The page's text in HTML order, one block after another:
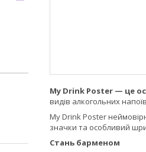
My Drink Poster — це
видів алкогольних
My Drink Poster
значки та особливий
Стань барменом